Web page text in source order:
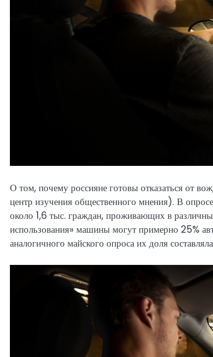
О том, почему россияне готовы отказаться от
центр изучения общественного мнения). В
около 1,6 тыс. граждан, проживающих в
использования» машины могут примерно 25%
аналогичного майского опроса их доля